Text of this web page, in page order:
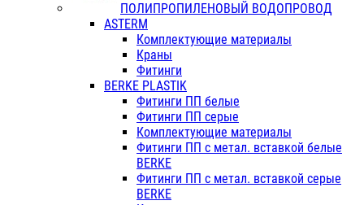
ПОЛИПРОПИЛЕНОВЫЙ ВОДОПРОВОД
ASTERM
Комплектующие материалы
Краны
Фитинги
BERKE PLASTIK
Фитинги ПП белые
Фитинги ПП серые
Комплектующие материалы
Фитинги ПП с метал. вставкой белые
BERKE
Фитинги ПП с метал. вставкой серые
BERKE